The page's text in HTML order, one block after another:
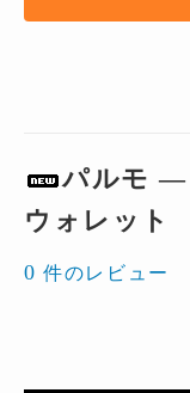
パルモ ―
ウォレット
0 件のレビュー